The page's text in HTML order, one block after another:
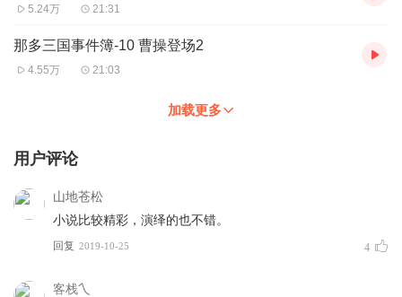
5.24万 21:31
那多三国事件簿-10 曹操登场2
4.55万 21:03
加载更多
用户评论
山地苍松
小说比较精彩，演绎的也不错。
回复 2019-10-25 4
客栈乀